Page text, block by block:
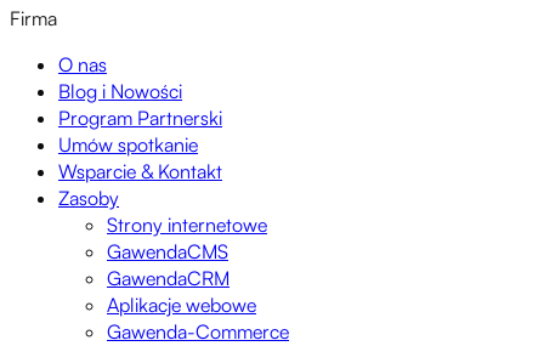
Firma
O nas
Blog i Nowości
Program Partnerski
Umów spotkanie
Wsparcie & Kontakt
Zasoby
Strony internetowe
GawendaCMS
GawendaCRM
Aplikacje webowe
Gawenda-Commerce